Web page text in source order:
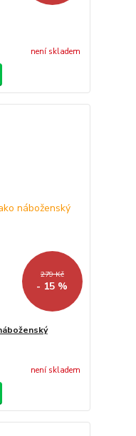
není skladem
279 Kč
- 15 %
není skladem